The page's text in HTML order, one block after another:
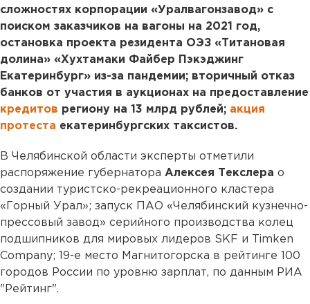
сложностях корпорации «Уралвагонзавод» с
поиском заказчиков на вагоны на 2021 год,
остановка проекта резидента ОЭЗ «Титановая
долина» «Хухтамаки Файбер Пэкэджинг
Екатеринбург» из-за пандемии; вторичный отказ
банков от участия в аукционах на предоставление
кредитов региону на 13 млрд рублей; акция
протеста екатеринбургских таксистов.
В Челябинской области эксперты отметили
распоряжение губернатора Алексея Текслера о
создании туристско-рекреационного кластера
«Горный Урал»; запуск ПАО «Челябинский кузнечно-
прессовый завод» серийного производства колец
подшипников для мировых лидеров SKF и Timken
Company; 19-е место Магнитогорска в рейтинге 100
городов России по уровню зарплат, по данным РИА
"Рейтинг".